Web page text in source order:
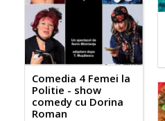
Comedia 4 Femei la
Politie - show
comedy cu Dorina
Roman